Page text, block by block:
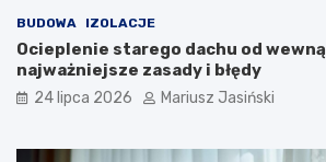
BUDOWA IZOLACJE
Ocieplenie starego dachu od
najważniejsze zasady i błędy
24 lipca 2026 Mariusz Jasiński